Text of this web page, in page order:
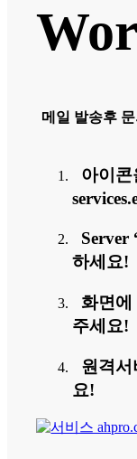
메일 발송후
아이
Server
하세요!
화면에
주세요!
원격서
요!